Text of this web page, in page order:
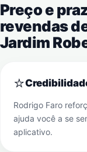
Preço e
revendas
Jardim
⭐
Rodrigo Faro
ajuda você a se
aplicativo.